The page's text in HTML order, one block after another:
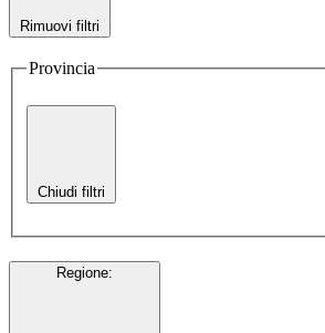
Rimuovi filtri
Provincia
Chiudi filtri
Regione: